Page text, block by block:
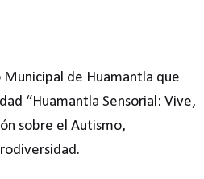
Municipal de Huamantla que
“Huamantla Sensorial: Vive,
sobre el Autismo,